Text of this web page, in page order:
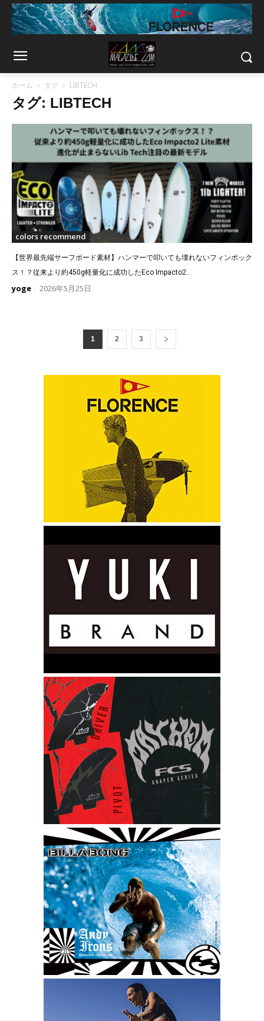
ホーム タグ LIBTECH
タグ: LIBTECH
colors recommend
【世界最先端サーフボード素材】ハンマーで叩いても壊れないフィンボック
ス！？従来より約450g軽量化に成功したEco Impacto2...
yoge - 2026年5月25日
1 2 3